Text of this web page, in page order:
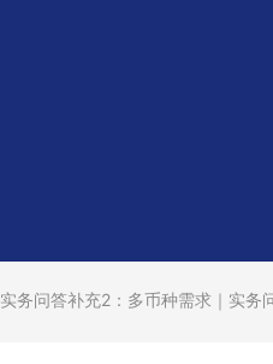
实务问答补充2：多币种需求｜实务